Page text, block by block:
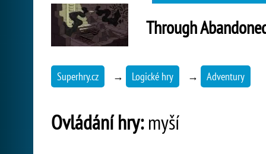
Through
Superhry.cz → Logické hry → Adventury
Ovládání hry:myší